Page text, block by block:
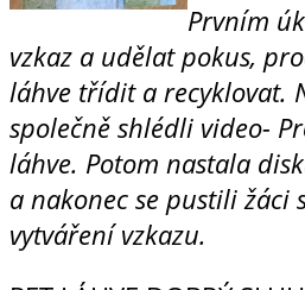
Prvním
vzkaz a udělat pokus,
láhve třídit a recyklovat.
společně shlédli video-
láhve. Potom nastala
a nakonec se pustili žáci
vytváření vzkazu.